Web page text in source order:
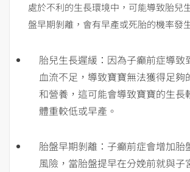
處於不利的生長環境中，可能導致胎兒
盤早期剝離，會有早產或死胎的機率發
胎兒生長遲緩：因為子癲前症導致
血流不足，導致寶寶無法獲得足夠
和營養，這可能會導致寶寶的生長
體重較低或早產。
胎盤早期剝離：子癲前症會增加胎
風險，當胎盤提早在分娩前就與子